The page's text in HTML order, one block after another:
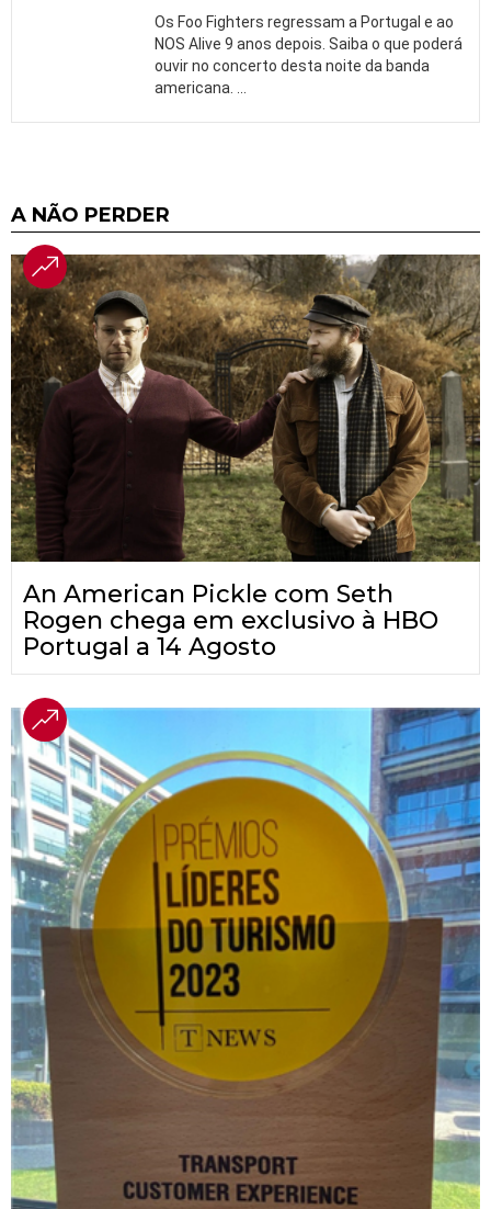
Os Foo Fighters regressam a Portugal e ao
NOS Alive 9 anos depois. Saiba o que poderá
ouvir no concerto desta noite da banda
americana.
A NÃO PERDER
An American Pickle com Seth
Rogen chega em exclusivo à HBO
Portugal a 14 Agosto